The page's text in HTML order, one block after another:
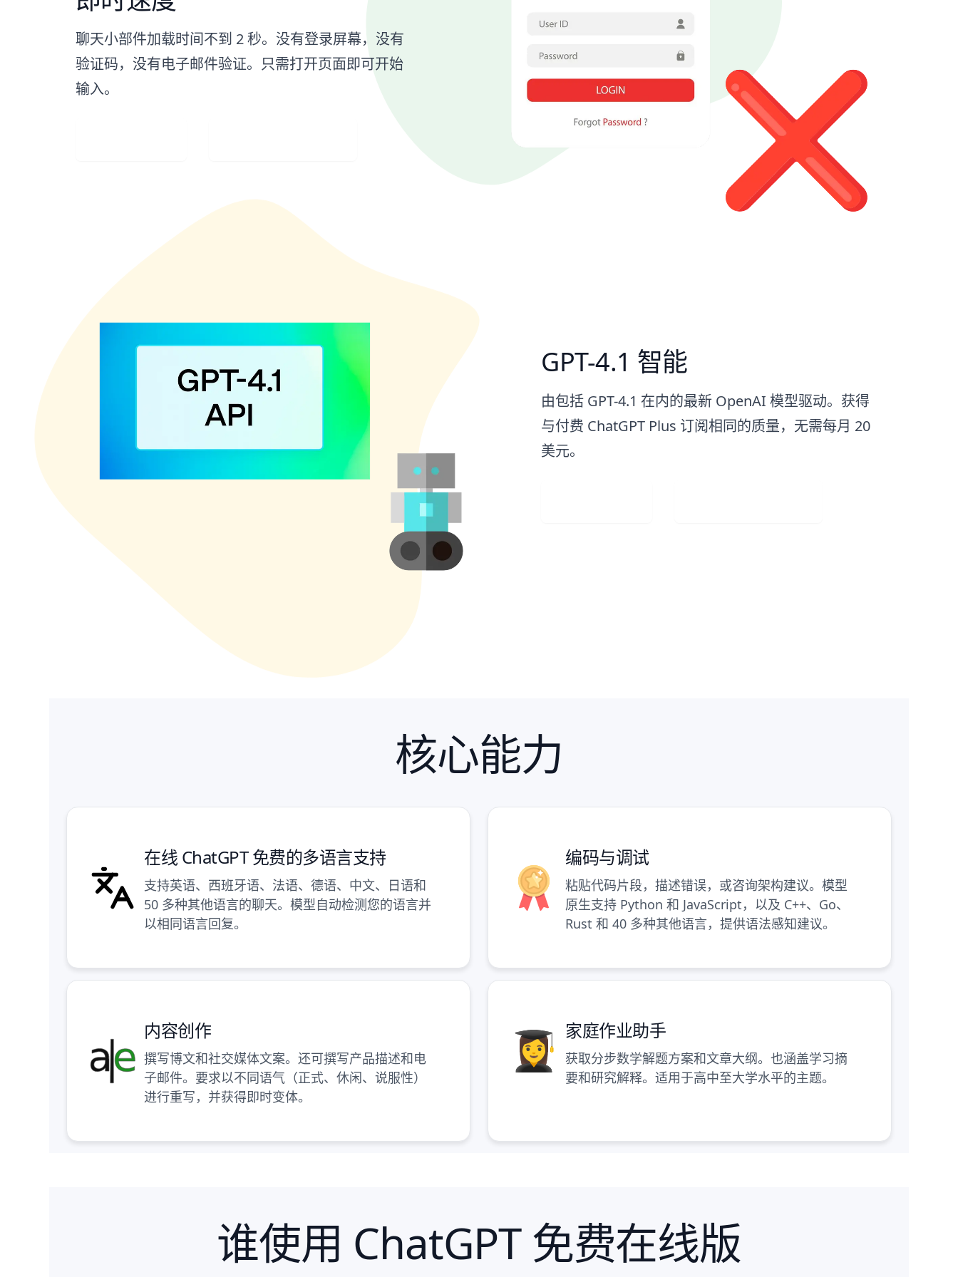
聊天小部件加载时间不到 2 秒。没有登录屏幕，没有
验证码，没有电子邮件验证。只需打开页面即可开始
输入。
GPT-4.1 智能
由包括 GPT-4.1 在内的最新 OpenAI 模型驱动。获得
与付费 ChatGPT Plus 订阅相同的质量，无需每月 20
美元。
核心能力
在线 ChatGPT 免费的多语言支持
支持英语、西班牙语、法语、德语、中文、日语和
50 多种其他语言的聊天。模型自动检测您的语言并
以相同语言回复。
编码与调试
粘贴代码片段，描述错误，或咨询架构建议。模型
原生支持 Python 和 JavaScript，以及 C++、Go、
Rust 和 40 多种其他语言，提供语法感知建议。
内容创作
撰写博文和社交媒体文案。还可撰写产品描述和电
子邮件。要求以不同语气（正式、休闲、说服性）
进行重写，并获得即时变体。
家庭作业助手
获取分步数学解题方案和文章大纲。也涵盖学习摘
要和研究解释。适用于高中至大学水平的主题。
谁使用 ChatGPT 免费在线版